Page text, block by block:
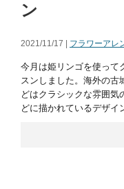
ン
2021/11/17 | フラワーアレ
今月は姫リンゴを使って
スンしました。海外の古
どはクラシックな雰囲気
どに描かれているデザイ